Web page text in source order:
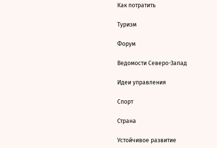
Как потратить
Туризм
Форум
Ведомости Северо-Запад
Идеи управления
Спорт
Страна
Устойчивое развитие